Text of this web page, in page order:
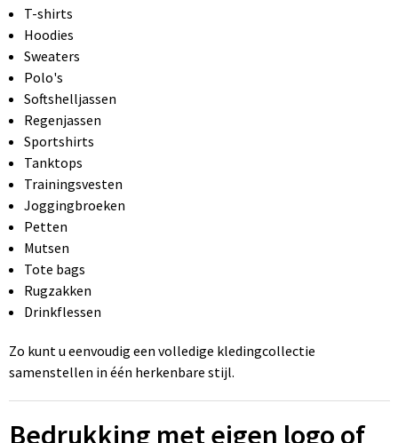
T-shirts
Hoodies
Sweaters
Polo's
Softshelljassen
Regenjassen
Sportshirts
Tanktops
Trainingsvesten
Joggingbroeken
Petten
Mutsen
Tote bags
Rugzakken
Drinkflessen
Zo kunt u eenvoudig een volledige kledingcollectie
samenstellen in één herkenbare stijl.
Bedrukking met eigen logo of